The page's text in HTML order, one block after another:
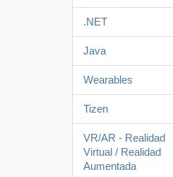
.NET
Java
Wearables
Tizen
VR/AR - Realidad
Virtual / Realidad
Aumentada